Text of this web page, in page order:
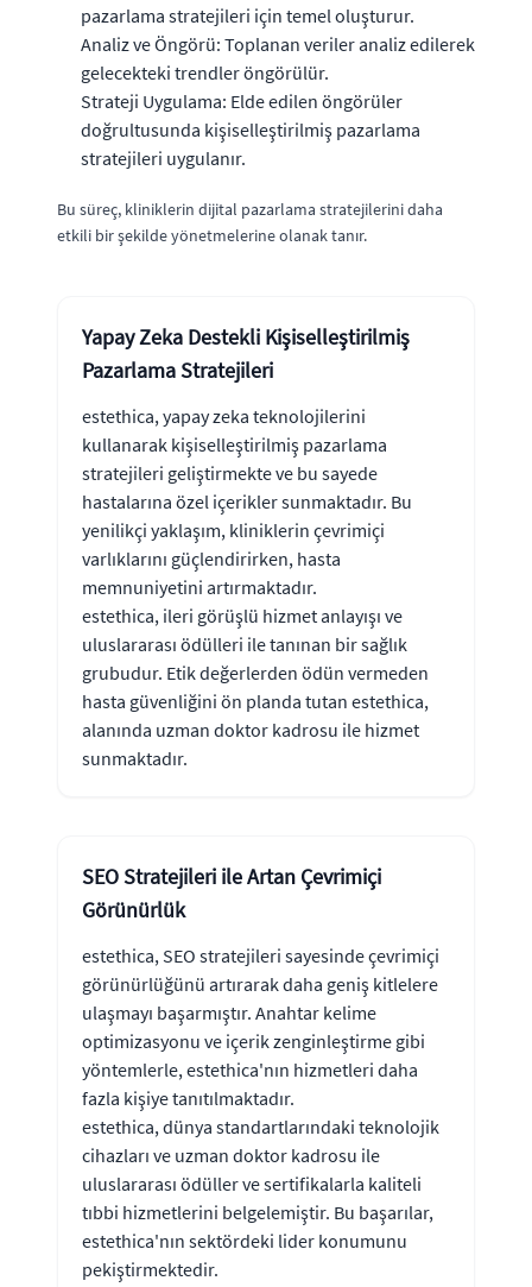
pazarlama stratejileri için temel oluşturur.
Analiz ve Öngörü: Toplanan veriler analiz edilerek
gelecekteki trendler öngörülür.
Strateji Uygulama: Elde edilen öngörüler
doğrultusunda kişiselleştirilmiş pazarlama
stratejileri uygulanır.
Bu süreç, kliniklerin dijital pazarlama stratejilerini daha
etkili bir şekilde yönetmelerine olanak tanır.
Yapay Zeka Destekli Kişiselleştirilmiş
Pazarlama Stratejileri
estethica, yapay zeka teknolojilerini
kullanarak kişiselleştirilmiş pazarlama
stratejileri geliştirmekte ve bu sayede
hastalarına özel içerikler sunmaktadır. Bu
yenilikçi yaklaşım, kliniklerin çevrimiçi
varlıklarını güçlendirirken, hasta
memnuniyetini artırmaktadır.
estethica, ileri görüşlü hizmet anlayışı ve
uluslararası ödülleri ile tanınan bir sağlık
grubudur. Etik değerlerden ödün vermeden
hasta güvenliğini ön planda tutan estethica,
alanında uzman doktor kadrosu ile hizmet
sunmaktadır.
SEO Stratejileri ile Artan Çevrimiçi
Görünürlük
estethica, SEO stratejileri sayesinde çevrimiçi
görünürlüğünü artırarak daha geniş kitlelere
ulaşmayı başarmıştır. Anahtar kelime
optimizasyonu ve içerik zenginleştirme gibi
yöntemlerle, estethica'nın hizmetleri daha
fazla kişiye tanıtılmaktadır.
estethica, dünya standartlarındaki teknolojik
cihazları ve uzman doktor kadrosu ile
uluslararası ödüller ve sertifikalarla kaliteli
tıbbi hizmetlerini belgelemiştir. Bu başarılar,
estethica'nın sektördeki lider konumunu
pekiştirmektedir.